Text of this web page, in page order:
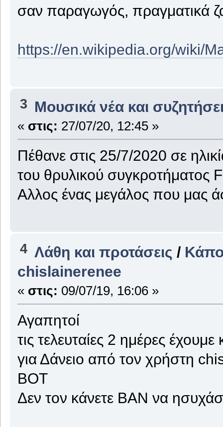
σαν παραγωγός, πραγματικά
https://en.wikipedia.org/wiki/
3 Μουσικά νέα και
« στις: 27/07/20, 12:45 »
Πέθανε στις 25/7/2020 σε
του θρυλικού συγκροτήματος
Αλλος ένας μεγάλος που μας
4 Λάθη και προτάσεις /
chislainerenee
« στις: 09/07/19, 16:06 »
Αγαπητοί
τις τελευταίες 2 ημέρες
για Δάνειο από τον χρήστη
ΒΟΤ
Δεν τον κάνετε ΒΑΝ να